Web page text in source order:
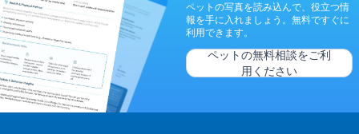
ペットの写真を読み込んで、役立つ情
報を手に入れましょう。無料ですぐに
利用できます。
ペットの無料相談をご利
用ください